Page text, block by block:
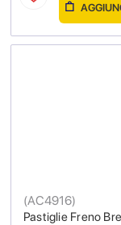
Pastiglie Freno
(AC4916)